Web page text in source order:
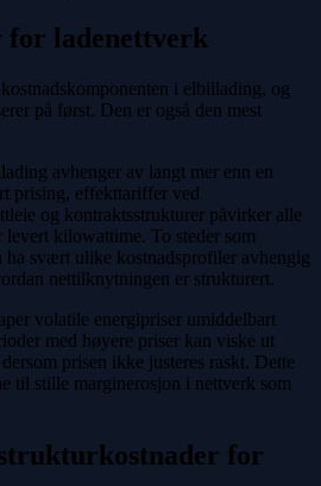
for ladenettverk
i elbillading, og
på først. Den er også den mest
avhenger av langt mer enn en
prising, effekttariffer ved
og kontraktsstrukturer påvirker alle
levert kilowattime. To steder som
ha svært ulike kostnadsprofiler avhengig
nettilknytningen er strukturert.
volatile energipriser umiddelbart
med høyere priser kan viske ut
prisen ikke justeres raskt. Dette
til stille marginerosjon i nettverk som
for